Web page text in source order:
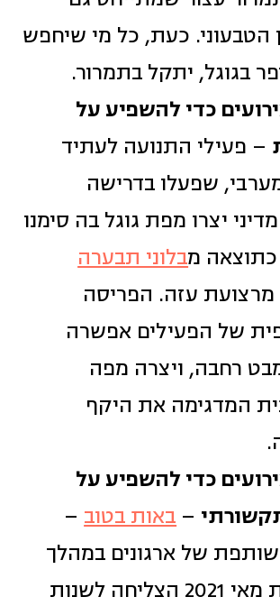
הטבעוני. כעת, כל מי שיחפש
בגוגל, יתקל בתמרור.
כדי להשפיע על
– פעילי התנועה לעתיד
שפעלו בדרישה
יצרו מפת גוגל בה סימנו
מבלוני תבערה
מרצועת עזה. הפריסה
של הפעילים אפשרה
רחבה, ויצרה מפה
המדגימה את היקף
כדי להשפיע על
– באות בטוב –
של ארגונים במהלך
מאורעות מאי 2021 הצליחה לשנות